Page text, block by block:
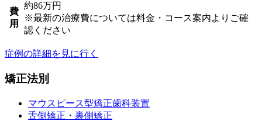
費
用
約86万円
※最新の治療費については料金・コース案内よりご確
認ください
症例の詳細を見に行く
矯正法別
マウスピース型矯正歯科装置
舌側矯正・裏側矯正